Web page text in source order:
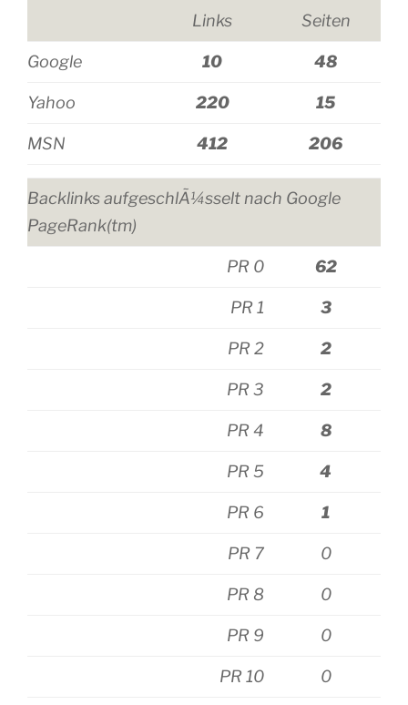
Links
Seiten
Google 10 48
Yahoo 220 15
MSN 412 206
Backlinks aufgeschlÃ¼sselt nach Google
PageRank(tm)
PR 0 62
PR 1 3
PR 2 2
PR 3 2
PR 4 8
PR 5 4
PR 6 1
PR 7 0
PR 8 0
PR 9 0
PR 10 0